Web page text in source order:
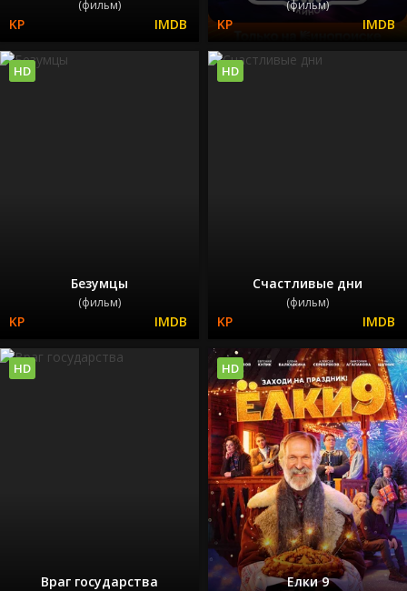
(фильм) (фильм)
Безумцы
(фильм)
HD
Счастливые дни
(фильм)
HD
Враг государства
HD
Елки 9
HD